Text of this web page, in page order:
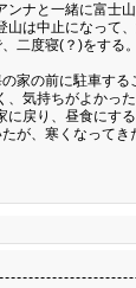
ナと一緒に富士山
は中止になって、
二度寝(？)をする。
家の前に駐車する
気持ちがよかった
戻り、昼食にす
が、寒くなって